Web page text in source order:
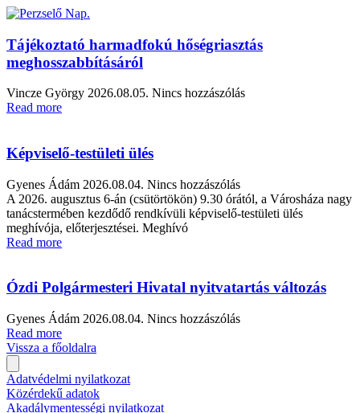
Tájékoztató harmadfokú hőségriasztás
meghosszabbításáról
Vincze György 2026.08.05. Nincs hozzászólás
Read more
Képviselő-testületi ülés
Gyenes Ádám 2026.08.04. Nincs hozzászólás
A 2026. augusztus 6-án (csütörtökön) 9.30 órától, a Városháza nagy
tanácstermében kezdődő rendkívüli képviselő-testületi ülés
meghívója, előterjesztései. Meghívó
Read more
Ózdi Polgármesteri Hivatal nyitvatartás változás
Gyenes Ádám 2026.08.04. Nincs hozzászólás
Read more
Vissza a főoldalra
Adatvédelmi nyilatkozat
Közérdekű adatok
Akadálymentességi nyilatkozat